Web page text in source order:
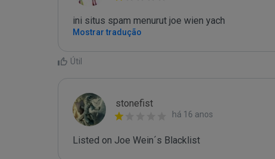
ini situs spam menurut joe wien yach
Mostrar tradução
Útil
stonefist
há 16 anos
Listed on Joe Wein´s Blacklist